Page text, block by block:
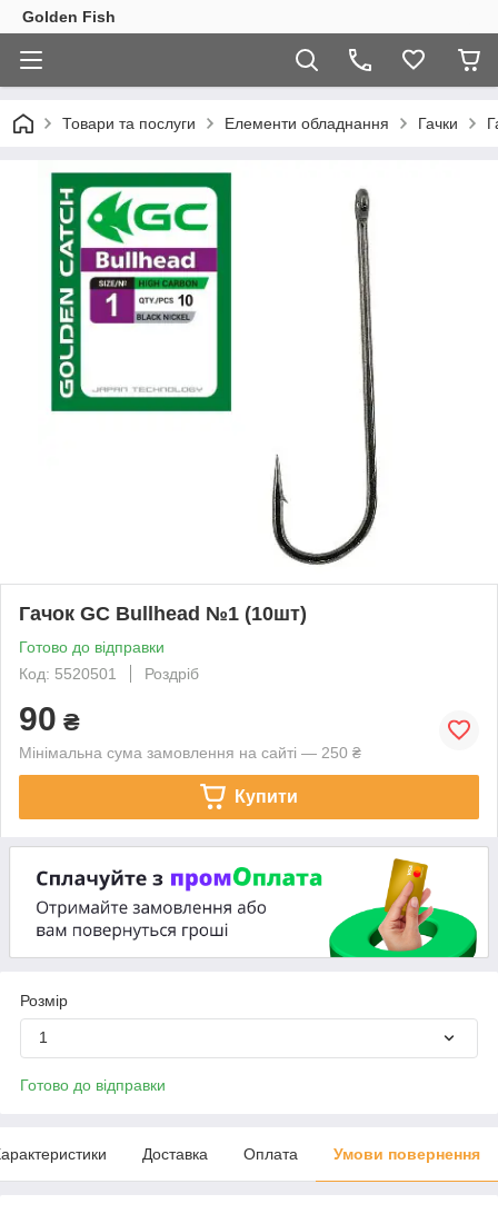
Golden Fish
Товари та послуги Елементи обладнання Гачки
Гачок GC Bullhead №1 (10шт)
Готово до відправки
Код: 5520501
Роздріб
90 ₴
Мінімальна сума замовлення на сайті — 250 ₴
Купити
Розмір
1
Готово до відправки
Доставка Оплата Умови повернення